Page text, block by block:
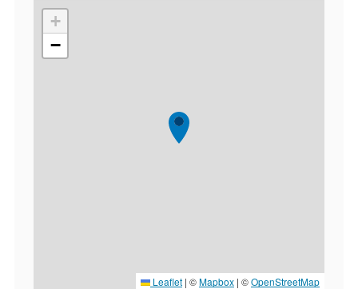
+
−
Leaflet | ©Mapbox | ©OpenStreetMap